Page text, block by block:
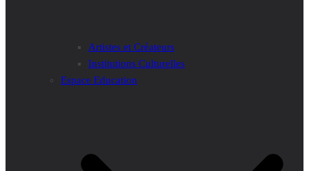
Artistes et Créateurs
Institutions Culturelles
Espace Education